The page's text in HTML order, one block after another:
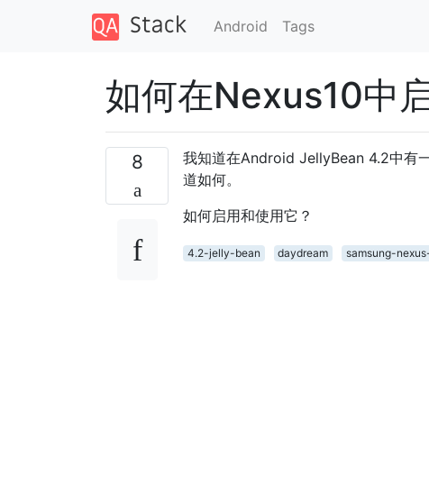
Android Tags
如何在Nexus10中
8
我知道在Android JellyBean 4.2中有
道如何。
如何启用和使用它？
4.2-jelly-bean daydream samsung-